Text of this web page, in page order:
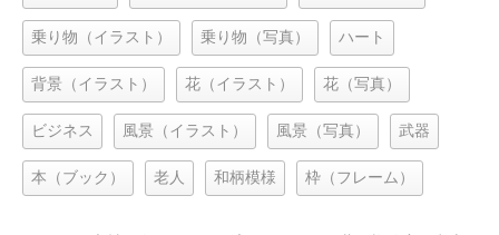
乗り物（イラスト） 乗り物（写真） ハート
背景（イラスト） 花（イラスト） 花（写真）
ビジネス 風景（イラスト） 風景（写真） 武器
本（ブック） 老人 和柄模様 枠（フレーム）